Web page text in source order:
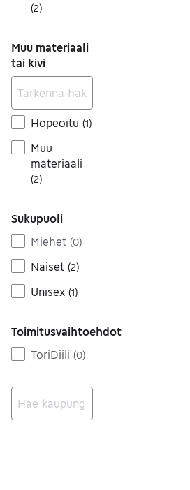
(2)
Muu materiaali
tai kivi
Hopeoitu (1)
Muu
materiaali
(2)
Sukupuoli
Miehet (0)
Naiset (2)
Unisex (1)
Toimitusvaihtoehdot
ToriDiili (0)